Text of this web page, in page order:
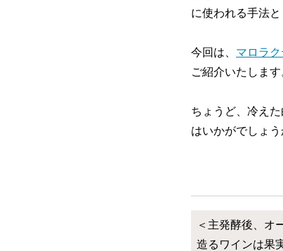
に使われる手法
今回は、 マロラ
ご紹介いたします
ちょうど、冷え
はいかがでしょう
＜主発酵後、オ
造るワインは果